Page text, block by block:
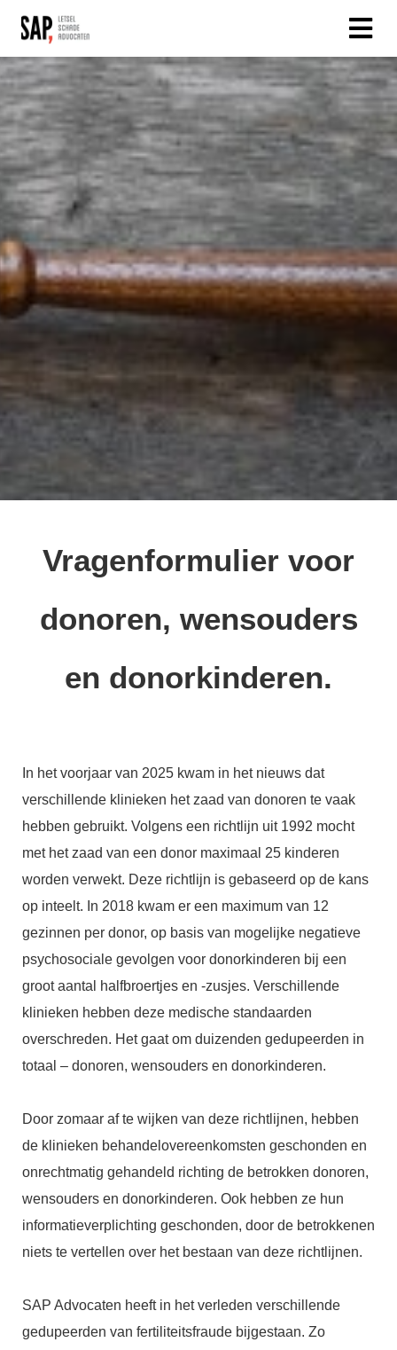
Vragenformulier voor
donoren, wensouders
en donorkinderen.
In het voorjaar van 2025 kwam in het nieuws dat
verschillende klinieken het zaad van donoren te vaak
hebben gebruikt. Volgens een richtlijn uit 1992 mocht
met het zaad van een donor maximaal 25 kinderen
worden verwekt. Deze richtlijn is gebaseerd op de kans
op inteelt. In 2018 kwam er een maximum van 12
gezinnen per donor, op basis van mogelijke negatieve
psychosociale gevolgen voor donorkinderen bij een
groot aantal halfbroertjes en -zusjes. Verschillende
klinieken hebben deze medische standaarden
overschreden. Het gaat om duizenden gedupeerden in
totaal – donoren, wensouders en donorkinderen.
Door zomaar af te wijken van deze richtlijnen, hebben
de klinieken behandelovereenkomsten geschonden en
onrechtmatig gehandeld richting de betrokken donoren,
wensouders en donorkinderen. Ook hebben ze hun
informatieverplichting geschonden, door de betrokkenen
niets te vertellen over het bestaan van deze richtlijnen.
SAP Advocaten heeft in het verleden verschillende
gedupeerden van fertiliteitsfraude bijgestaan. Zo